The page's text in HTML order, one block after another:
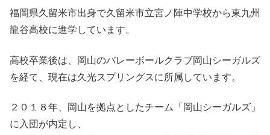
福岡県久留米市出身で久留米市立宮ノ陣中学校から東九州
龍谷高校に進学しています。
高校卒業後は、岡山のバレーボールクラブ岡山シーガルズ
を経て、現在は久光スプリングスに所属しています。
２０１８年、岡山を拠点としたチーム「岡山シーガルズ」
に入団が内定し、